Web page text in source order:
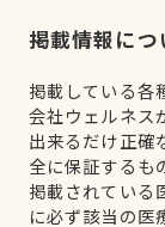
掲載情報につ
掲載している各
会社ウェルネス
出来るだけ正確
全に保証するも
掲載されている
に必ず該当の医